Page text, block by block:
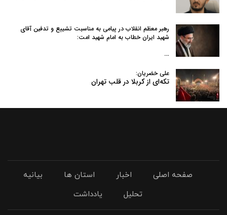
رهبر معظم انقلاب در پیامی به‌ مناسبت تشییع و تدفین آقای
شهید ایران خطاب به امام شهید امت:
…
علی خضریان:
تکه‌ای از کربلا در قلب تهران
صفحه اصلی اخبار استان ها
بیانیه
تحلیل
یادداشت